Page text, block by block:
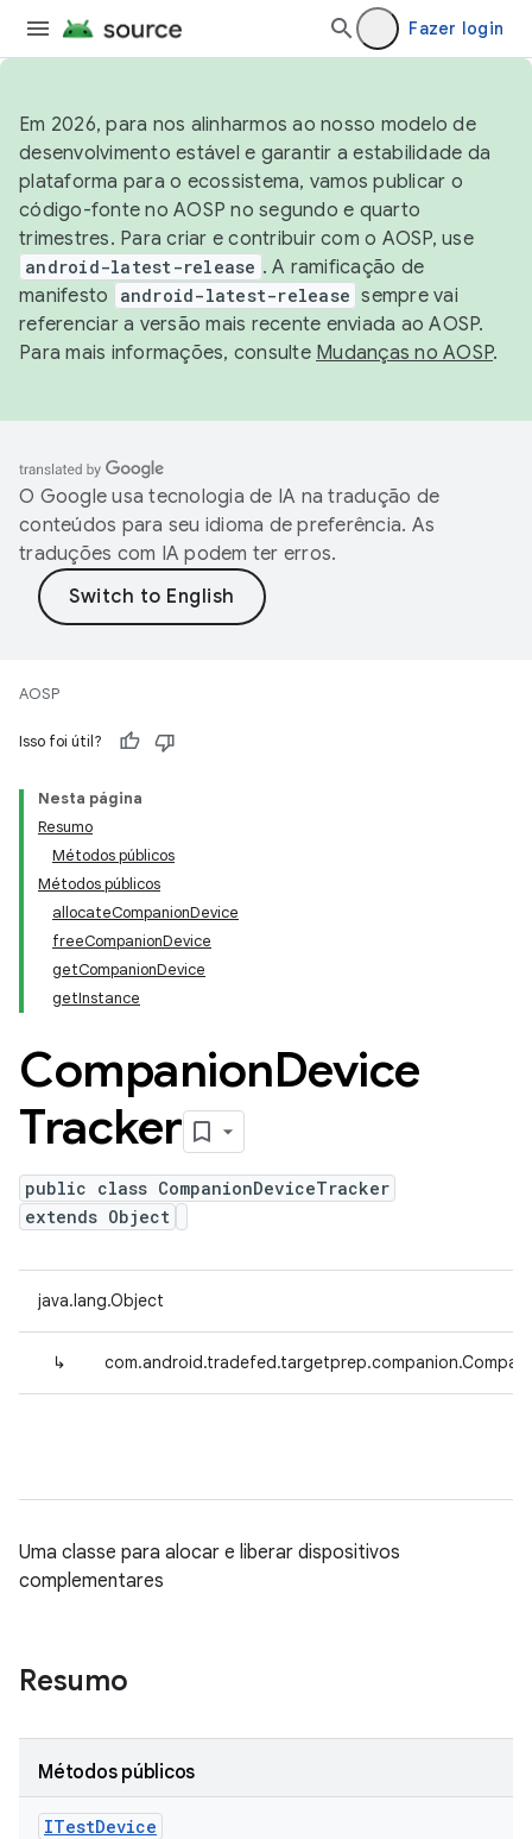
Fazer login
Em 2026, para nos alinharmos ao nosso modelo de
desenvolvimento estável e garantir a estabilidade da
plataforma para o ecossistema, vamos publicar o
código-fonte no AOSP no segundo e quarto
trimestres. Para criar e contribuir com o AOSP, use
android-latest-release . A ramificação de
manifesto
android-latest-release sempre vai
referenciar a versão mais recente enviada ao AOSP.
Para mais informações, consulte Mudanças no AOSP.
O Google usa tecnologia de IA na tradução de
conteúdos para seu idioma de preferência. As
traduções com IA podem ter erros.
AOSP
Isso foi útil?
Nesta página
Resumo
Métodos públicos
Métodos públicos
allocateCompanionDevice
freeCompanionDevice
getCompanionDevice
getInstance
CompanionDevice
Tracker
public class CompanionDeviceTracker
extends Object
java.lang.Object
↳
Uma classe para alocar e liberar dispositivos
complementares
Resumo
Métodos públicos
ITestDevice